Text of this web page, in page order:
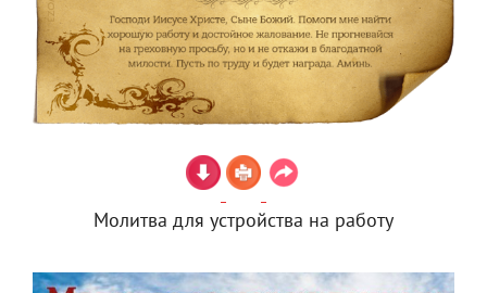
Молитва для устройства на работу